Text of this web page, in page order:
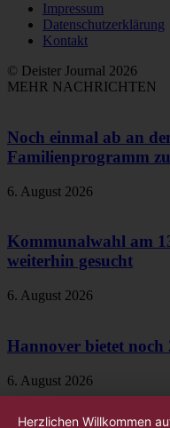
Impressum
Datenschutzerklärung
Kontakt
© Deister Journal 2026
MEHR NACHRICHTEN
Noch einmal ab an
Familienprogramm
6. August 2026
Kommunalwahl am
weiterhin gesucht
6. August 2026
Hannover bietet noch
6. August 2026
Herzlichen Willkommen